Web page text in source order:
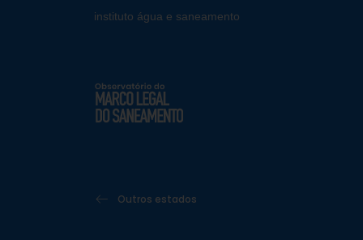
instituto água e saneamento
Outros estados